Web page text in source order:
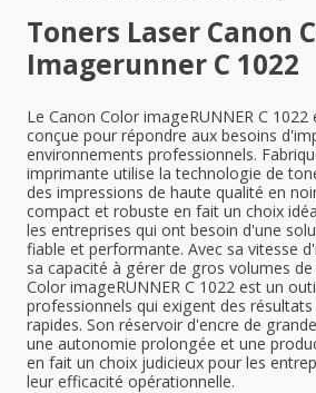
Toners Laser Canon
Imagerunner C 1022
Le Canon Color imageRUNNER C
conçue pour répondre aux besoins
environnements professionnels.
imprimante utilise la technologie de
des impressions de haute qualité en
compact et robuste en fait un choix
les entreprises qui ont besoin d'une
fiable et performante. Avec sa vitesse
sa capacité à gérer de gros volumes
Color imageRUNNER C 1022 est un
professionnels qui exigent des
rapides. Son réservoir d'encre de
une autonomie prolongée et une
en fait un choix judicieux pour les
leur efficacité opérationnelle.